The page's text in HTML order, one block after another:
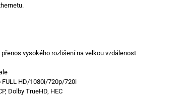
vysokého rozlišení na velkou vzdálenost
FULL HD/1080i/720p/720i
Dolby TrueHD, HEC